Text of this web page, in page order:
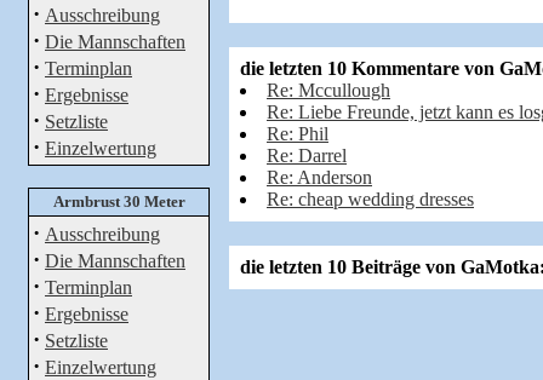
· Ausschreibung
· Die Mannschaften
· Terminplan
· Ergebnisse
· Setzliste
· Einzelwertung
Armbrust 30 Meter
· Ausschreibung
· Die Mannschaften
· Terminplan
· Ergebnisse
· Setzliste
· Einzelwertung
die letzten 10 Kommentare von
Re: Mccullough
Re: Liebe Freunde, jetzt kann es
Re: Phil
Re: Darrel
Re: Anderson
Re: cheap wedding dresses
die letzten 10 Beiträge von